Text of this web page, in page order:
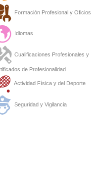
Formación Profesional y Oficios
Idiomas
Cualificaciones Profesionales y
de Profesionalidad
Actividad Física y del Deporte
Seguridad y Vigilancia